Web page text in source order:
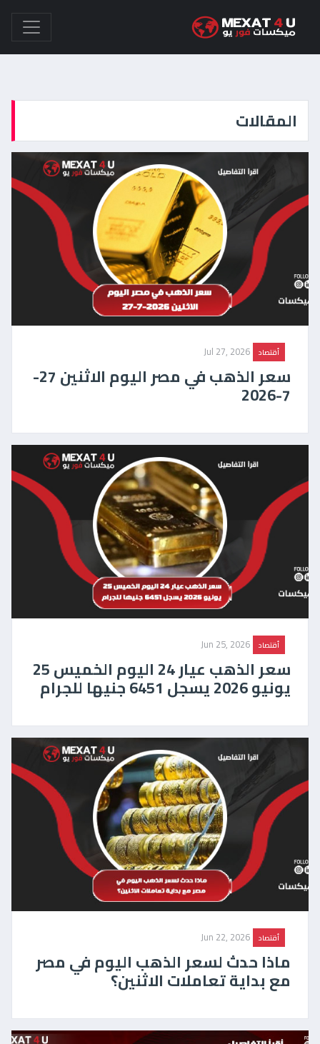
المقالات
أقتصاد Jul 27, 2026
سعر الذهب في مصر اليوم الاثنين 27-
7-2026
أقتصاد Jun 25, 2026
سعر الذهب عيار 24 اليوم الخميس 25
يونيو 2026 يسجل 6451 جنيها للجرام
أقتصاد Jun 22, 2026
ماذا حدث لسعر الذهب اليوم في مصر
مع بداية تعاملات الاثنين؟